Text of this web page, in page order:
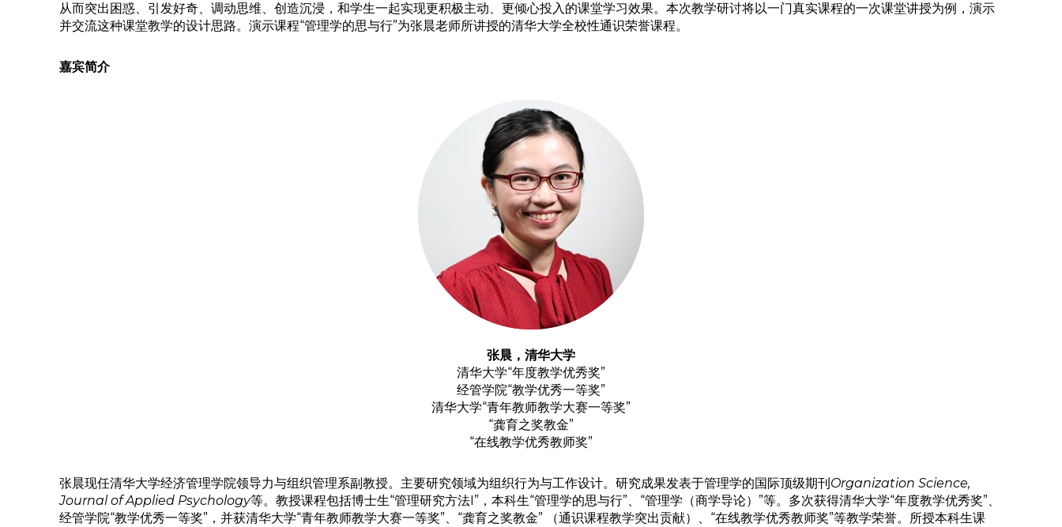
从而突出困惑、引发好奇、调动思维、创造沉浸，和学生一起实现更积极主动、更倾心投入的课堂学习效果。本次教学研讨将以一门真实课程的一次课堂讲授为例，演示
并交流这种课堂教学的设计思路。演示课程“管理学的思与行”为张晨老师所讲授的清华大学全校性通识荣誉课程。
嘉宾简介
张晨，清华大学
清华大学“年度教学优秀奖”
经管学院“教学优秀一等奖”
清华大学“青年教师教学大赛一等奖”
“龚育之奖教金”
“在线教学优秀教师奖”
张晨现任清华大学经济管理学院领导力与组织管理系副教授。主要研究领域为组织行为与工作设计。研究成果发表于管理学的国际顶级期刊Organization Science,
Journal of Applied Psychology等。教授课程包括博士生“管理研究方法I”，本科生“管理学的思与行”、“管理学（商学导论）”等。多次获得清华大学“年度教学优秀奖”、
经管学院“教学优秀一等奖”，并获清华大学“青年教师教学大赛一等奖”、“龚育之奖教金” （通识课程教学突出贡献）、“在线教学优秀教师奖”等教学荣誉。所授本科生课